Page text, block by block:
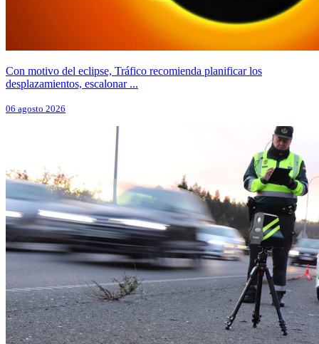
Con motivo del eclipse, Tráfico recomienda planificar los
desplazamientos, escalonar ...
06 agosto 2026